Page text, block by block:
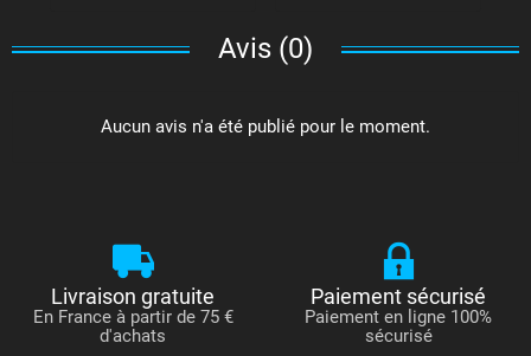
Avis (0)
Aucun avis n'a été publié pour le moment.
Livraison gratuite
En France à partir de 75 €
d'achats
Paiement sécurisé
Paiement en ligne 100%
sécurisé